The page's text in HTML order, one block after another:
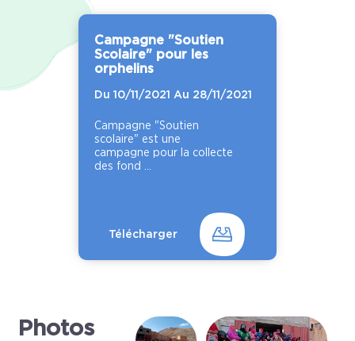
Campagne "Soutien
Scolaire" pour les
orphelins
Du 10/11/2021 Au 28/11/2021
Campagne "Soutien
scolaire" est une
campagne pour la collecte
des fond ...
Télécharger
Photos